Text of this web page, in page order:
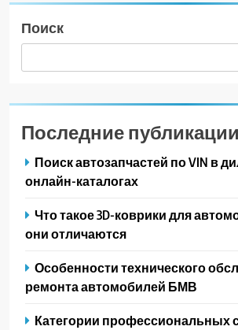
Поиск
Последние публикации
Поиск автозапчастей по VIN в
онлайн-каталогах
Что такое 3D-коврики для
они отличаются
Особенности технического
ремонта автомобилей БМВ
Категории профессиональных